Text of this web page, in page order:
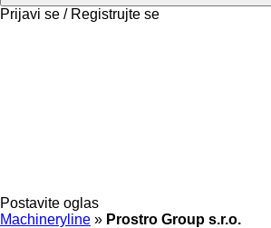
Prijavi se / Registrujte se
Postavite oglas
Machineryline » Prostro Group s.r.o.